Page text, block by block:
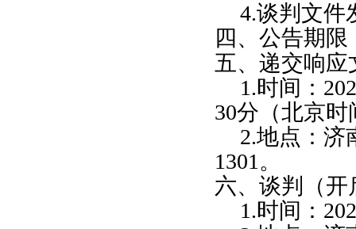
4.谈判文件
四、公告期限
五、递交响应
1.时间：
30分（北京时
2.地点： 济
1301 。
六、谈判（开
1.时间：